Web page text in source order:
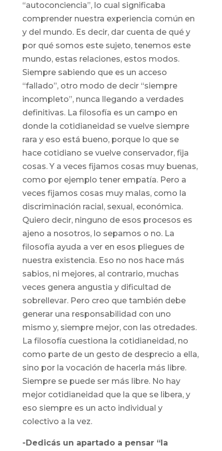
“autoconciencia”, lo cual significaba
comprender nuestra experiencia común en
y del mundo. Es decir, dar cuenta de qué y
por qué somos este sujeto, tenemos este
mundo, estas relaciones, estos modos.
Siempre sabiendo que es un acceso
“fallado”, otro modo de decir “siempre
incompleto”, nunca llegando a verdades
definitivas. La filosofía es un campo en
donde la cotidianeidad se vuelve siempre
rara y eso está bueno, porque lo que se
hace cotidiano se vuelve conservador, fija
cosas. Y a veces fijamos cosas muy buenas,
como por ejemplo tener empatía. Pero a
veces fijamos cosas muy malas, como la
discriminación racial, sexual, económica.
Quiero decir, ninguno de esos procesos es
ajeno a nosotros, lo sepamos o no. La
filosofía ayuda a ver en esos pliegues de
nuestra existencia. Eso no nos hace más
sabios, ni mejores, al contrario, muchas
veces genera angustia y dificultad de
sobrellevar. Pero creo que también debe
generar una responsabilidad con uno
mismo y, siempre mejor, con las otredades.
La filosofía cuestiona la cotidianeidad, no
como parte de un gesto de desprecio a ella,
sino por la vocación de hacerla más libre.
Siempre se puede ser más libre. No hay
mejor cotidianeidad que la que se libera, y
eso siempre es un acto individual y
colectivo a la vez.
-Dedicás un apartado a pensar “la